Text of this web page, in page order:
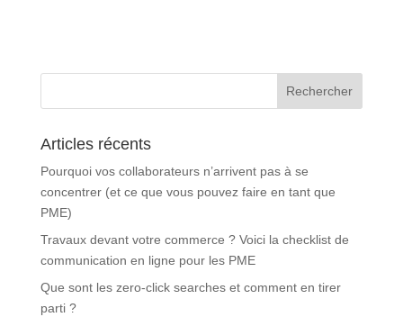
Articles récents
Pourquoi vos collaborateurs n’arrivent pas à se
concentrer (et ce que vous pouvez faire en tant que
PME)
Travaux devant votre commerce ? Voici la checklist de
communication en ligne pour les PME
Que sont les zero-click searches et comment en tirer
parti ?